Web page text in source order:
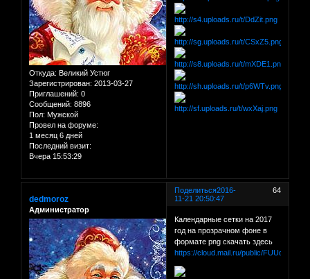
Откуда: Великий Устюг
Зарегистрирован: 2013-03-27
Приглашений: 0
Сообщений: 8896
Пол: Мужской
Провел на форуме:
1 месяц 6 дней
Последний визит:
Вчера 15:53:29
Поделиться 64
2016-
11-21 20:50:47
dedmoroz
Администратор
Календарные сетки на 2017
год на прозрачном фоне в
формате png скачать здесь
https://cloud.mail.ru/public/FUUd/